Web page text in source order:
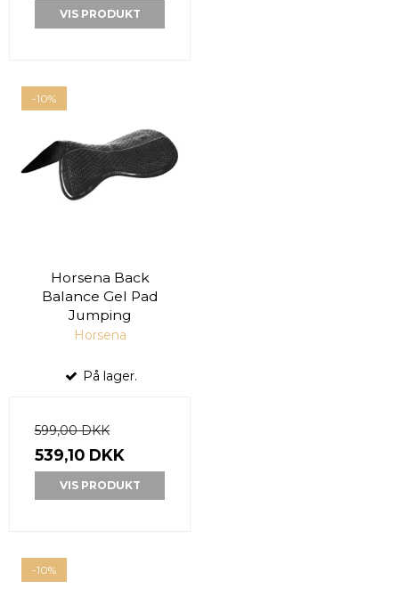
VIS PRODUKT
-10%
Horsena Back
Balance Gel Pad
Jumping
Horsena
På lager.
599,00 DKK
539,10 DKK
VIS PRODUKT
-10%